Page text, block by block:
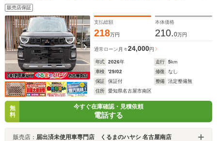
ア・シートバックテーブル・アラウンドモニター・15イ
ンチアルミホイール・サーキュレーター・シートバック
テーブル
販売店保証
支払総額
218万円
本体価格
210.0万円
通常ローン 月々24,000円
年式 2026年 走行 5km
車検
'29/02 修復
なし
保証
保証付 整備
法定整備無
住所
愛知県名古屋市南区
無
料
今すぐ在庫確認・見積依頼
電話する
販売店： 届出済未使用車専門店 くるまのハヤシ 名古屋南店